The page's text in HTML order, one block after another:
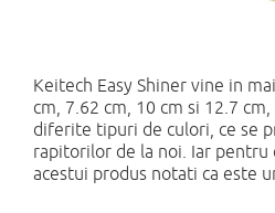
Keitech Easy Shiner vine in
cm, 7.62 cm, 10 cm si 12.7
diferite tipuri de culori, ce se
rapitorilor de la noi. Iar
acestui produs notati ca este